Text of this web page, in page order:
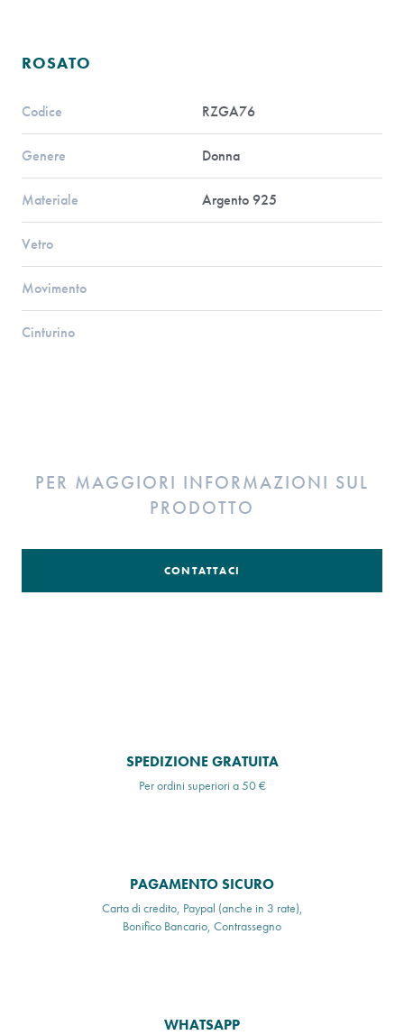
ROSATO
Codice RZGA76
Genere Donna
Materiale Argento 925
Vetro
Movimento
Cinturino
PER MAGGIORI INFORMAZIONI SUL
PRODOTTO
CONTATTACI
SPEDIZIONE GRATUITA
Per ordini superiori a 50 €
PAGAMENTO SICURO
Carta di credito, Paypal (anche in 3 rate),
Bonifico Bancario, Contrassegno
WHATSAPP